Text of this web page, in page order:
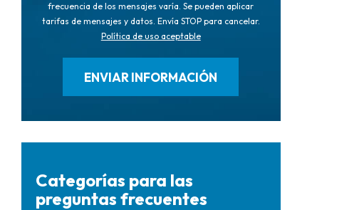
frecuencia de los mensajes varía. Se pueden aplicar
tarifas de mensajes y datos. Envía STOP para cancelar.
Política de uso aceptable
Categorías para las
preguntas frecuentes